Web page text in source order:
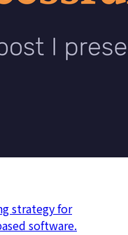
strategy for
software.